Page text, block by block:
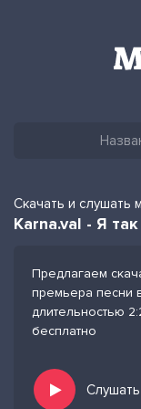
Скачать и слушать
Karna.val - Я
Предлагаем
премьера песни
длительностью
бесплатно